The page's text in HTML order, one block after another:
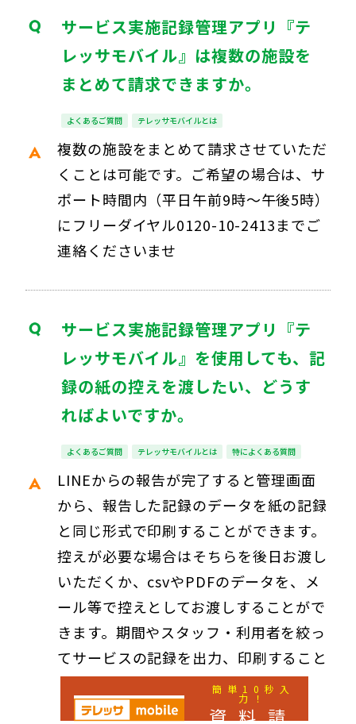
簡単10秒入
力！
資料請
サービス実施記録管理アプリ『テ
レッサモバイル』は複数の施設を
まとめて請求できますか。
よくあるご質問 テレッサモバイルとは
複数の施設をまとめて請求させていただ
くことは可能です。ご希望の場合は、サ
ポート時間内（平日午前9時～午後5時）
にフリーダイヤル0120-10-2413までご
連絡くださいませ
サービス実施記録管理アプリ『テ
レッサモバイル』を使用しても、記
録の紙の控えを渡したい、どうす
ればよいですか。
よくあるご質問 テレッサモバイルとは 特によくある質問
LINEからの報告が完了すると管理画面
から、報告した記録のデータを紙の記録
と同じ形式で印刷することができます。
控えが必要な場合はそちらを後日お渡し
いただくか、csvやPDFのデータを、メ
ール等で控えとしてお渡しすることがで
きます。期間やスタッフ・利用者を絞っ
てサービスの記録を出力、印刷すること
も可能です。